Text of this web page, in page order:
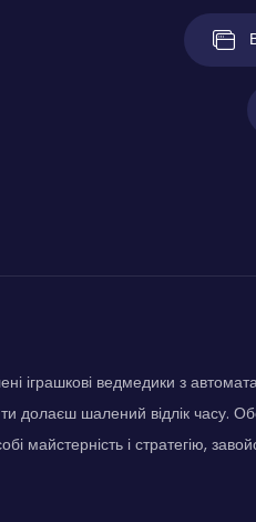
іграшкові ведмедики з
долаєш шалений відлік часу.
майстерність і стратегію,